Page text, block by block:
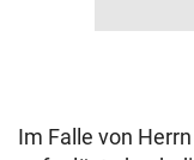
Im Falle von